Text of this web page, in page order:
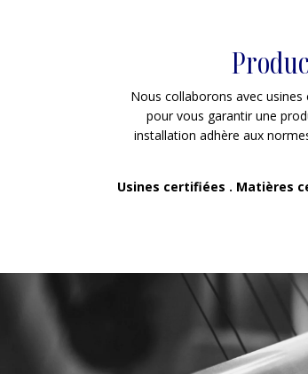
Nous collaborons avec
pour vous garantir une
installation adhère aux
Usines certifiées . Matières